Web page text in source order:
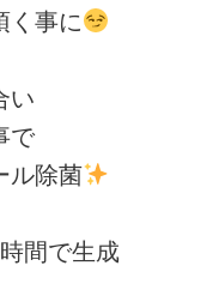
く事に
い
で
ル除菌
間で生成